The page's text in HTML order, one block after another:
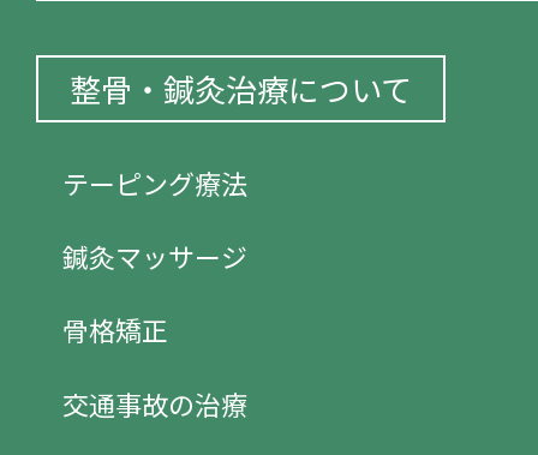
整骨・鍼灸治療について
テーピング療法
鍼灸マッサージ
骨格矯正
交通事故の治療